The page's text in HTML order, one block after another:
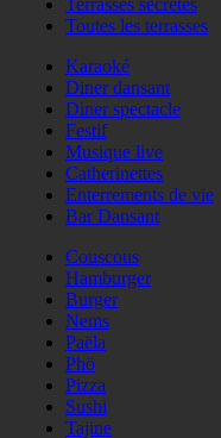
Terrasses secrètes
Toutes les terrasses
Karaoké
Diner dansant
Diner spectacle
Festif
Musique live
Catherinettes
Enterrements de vie
Bar Dansant
Couscous
Hamburger
Burger
Nems
Paëla
Phö
Pizza
Sushi
Tajine